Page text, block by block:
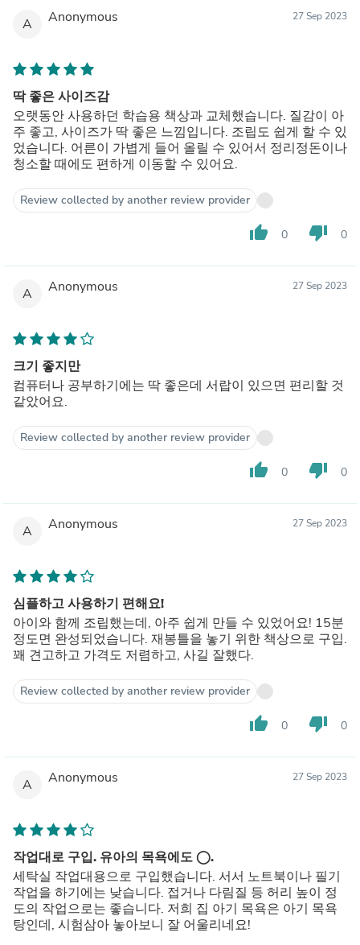
A Anonymous 27 Sep 2023
딱 좋은 사이즈감
오랫동안 사용하던 학습용 책상과 교체했습니다. 질감이 아
주 좋고, 사이즈가 딱 좋은 느낌입니다. 조립도 쉽게 할 수 있
었습니다. 어른이 가볍게 들어 올릴 수 있어서 정리정돈이나
청소할 때에도 편하게 이동할 수 있어요.
Review collected by another review provider
thumb_up 0 thumb_down 0
A Anonymous 27 Sep 2023
크기 좋지만
컴퓨터나 공부하기에는 딱 좋은데 서랍이 있으면 편리할 것
같았어요.
Review collected by another review provider
thumb_up 0 thumb_down 0
A Anonymous 27 Sep 2023
심플하고 사용하기 편해요!
아이와 함께 조립했는데, 아주 쉽게 만들 수 있었어요! 15분
정도면 완성되었습니다. 재봉틀을 놓기 위한 책상으로 구입.
꽤 견고하고 가격도 저렴하고, 사길 잘했다.
Review collected by another review provider
thumb_up 0 thumb_down 0
A Anonymous 27 Sep 2023
작업대로 구입. 유아의 목욕에도 ◯.
세탁실 작업대용으로 구입했습니다. 서서 노트북이나 필기
작업을 하기에는 낮습니다. 접거나 다림질 등 허리 높이 정
도의 작업으로는 좋습니다. 저희 집 아기 목욕은 아기 목욕
탕인데, 시험삼아 놓아보니 잘 어울리네요!